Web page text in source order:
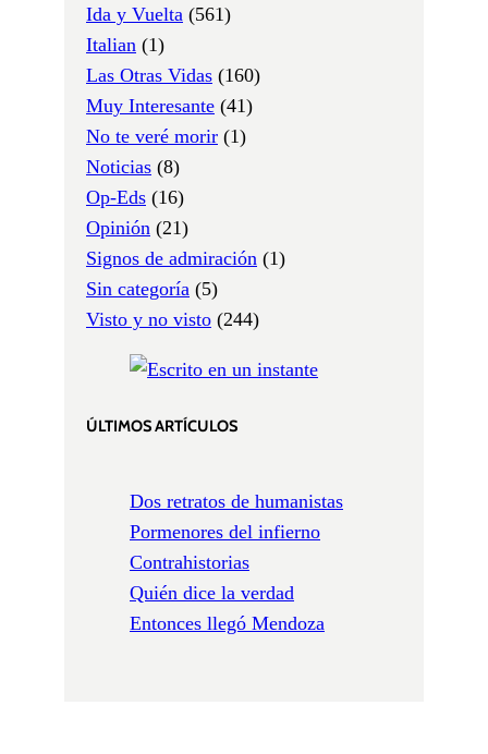
Ida y Vuelta (561)
Italian (1)
Las Otras Vidas (160)
Muy Interesante (41)
No te veré morir (1)
Noticias (8)
Op-Eds (16)
Opinión (21)
Signos de admiración (1)
Sin categoría (5)
Visto y no visto (244)
ÚLTIMOS ARTÍCULOS
Dos retratos de humanistas
Pormenores del infierno
Contrahistorias
Quién dice la verdad
Entonces llegó Mendoza